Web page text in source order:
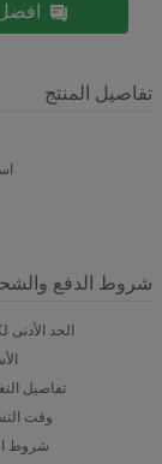
تفاصيل المنتج
شروط الدفع
الحد الأدنى
تفاصيل
وقت
شروط